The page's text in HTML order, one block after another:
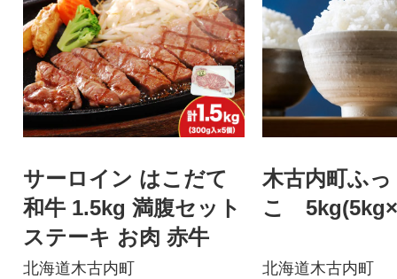
サーロイン はこだて
和牛 1.5kg 満腹セット
ステーキ お肉 赤牛
北海道木古内町
木古内町ふ
こ
北海道木古内町